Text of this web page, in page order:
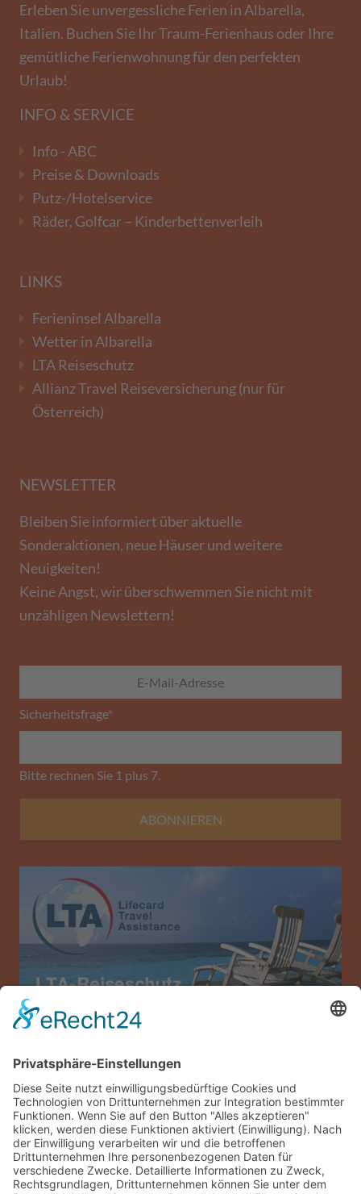
Erleben Sie unvergessliche Ferien in Albarella,
Italien. Buchen Sie Ihr Traum-Ferienhaus oder Ihre
gemütliche Ferienwohnung für den perfekten
Urlaub!
INFO & SERVICE
Info - ABC
Preise & Downloads
Putz-/Hotelservice
Räder, Golfcar – Kinderbettenverleih
LINKS
Ferieninsel Albarella
Wetter in Albarella
LTA Reiseschutz
Allianz Travel Reiseversicherung (nur für
Österreich)
NEWSLETTER
Bleiben Sie informiert über aktuelle
Sonderaktionen, neue Häuser und weitere
Neuigkeiten!
Keine Angst, wir überschwemmen Sie nicht mit
unzähligen Newslettern!
Sicherheitsfrage*
Bitte rechnen Sie 1 plus 7.
ABONNIEREN
Allianz Travel Reiseversicherung (nur für
Österreich)